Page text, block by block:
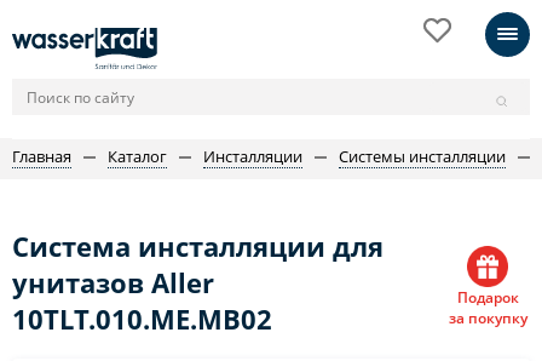
Главная Каталог Инсталляции Системы инсталляции
Система инсталляции для
унитазов Aller
10TLT.010.ME.MB02
Подарок
за покупку